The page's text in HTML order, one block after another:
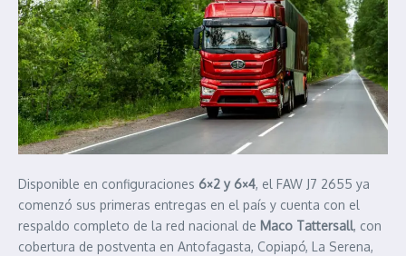
Disponible en configuraciones 6×2 y 6×4, el FAW J7 2655 ya
comenzó sus primeras entregas en el país y cuenta con el
respaldo completo de la red nacional de Maco Tattersall, con
cobertura de postventa en Antofagasta, Copiapó, La Serena,